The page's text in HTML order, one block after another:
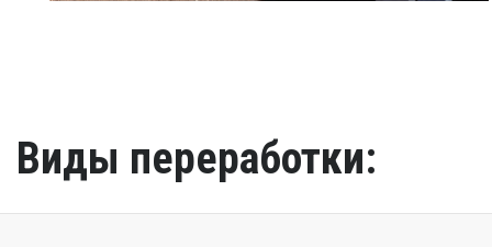
Виды переработки: